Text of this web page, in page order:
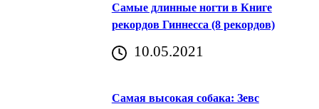
Самые длинные ногти в Книге
рекордов Гиннесса (8 рекордов)
10.05.2021
Самая высокая собака: Зевс